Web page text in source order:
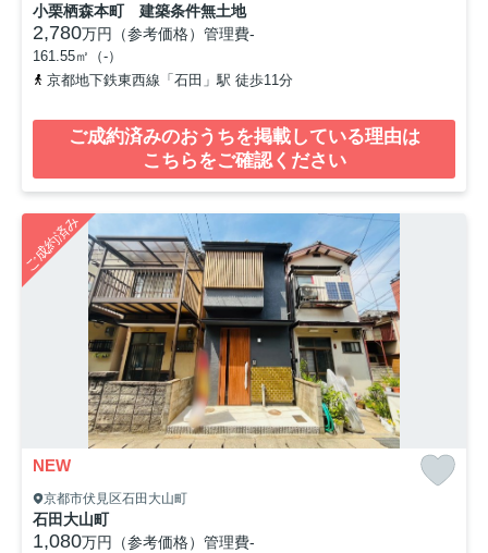
小栗栖森本町 建築条件無土地
2,780万円（参考価格） 管理費-
161.55㎡（-）
京都地下鉄東西線「石田」駅 徒歩11分
ご成約済みのおうちを掲載している理由は
こちらをご確認ください
ご成約済み
NEW
京都市伏見区石田大山町
石田大山町
1,080万円（参考価格） 管理費-